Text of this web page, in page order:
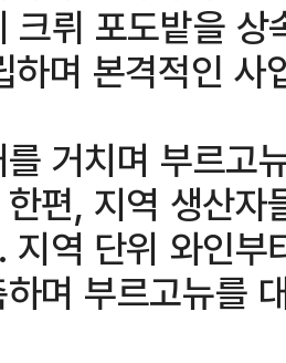
크뤼 포도밭을
하며 본격적인 사
거치며 부르고
편, 지역 생산
지역 단위 와인
며 부르고뉴를